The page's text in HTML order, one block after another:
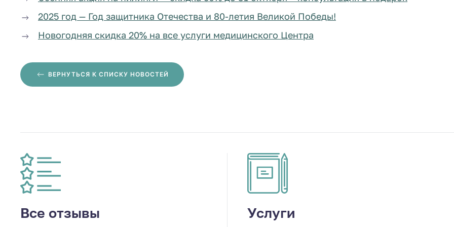
2025 год — Год защитника Отечества и 80-летия Великой Победы!
Новогодняя скидка 20% на все услуги медицинского Центра
ВЕРНУТЬСЯ К СПИСКУ НОВОСТЕЙ
Все отзывы Услуги